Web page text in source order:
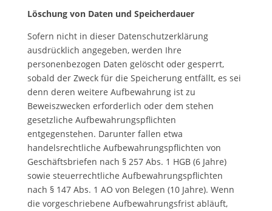
Löschung von Daten und Speicherdauer
Sofern nicht in dieser Datenschutzerklärung
ausdrücklich angegeben, werden Ihre
personenbezogen Daten gelöscht oder gesperrt,
sobald der Zweck für die Speicherung entfällt, es sei
denn deren weitere Aufbewahrung ist zu
Beweiszwecken erforderlich oder dem stehen
gesetzliche Aufbewahrungspflichten
entgegenstehen. Darunter fallen etwa
handelsrechtliche Aufbewahrungspflichten von
Geschäftsbriefen nach § 257 Abs. 1 HGB (6 Jahre)
sowie steuerrechtliche Aufbewahrungspflichten
nach § 147 Abs. 1 AO von Belegen (10 Jahre). Wenn
die vorgeschriebene Aufbewahrungsfrist abläuft,